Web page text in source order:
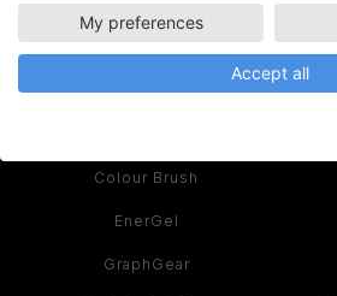
Colour Brush
EnerGel
GraphGear
My preferences
Accept all